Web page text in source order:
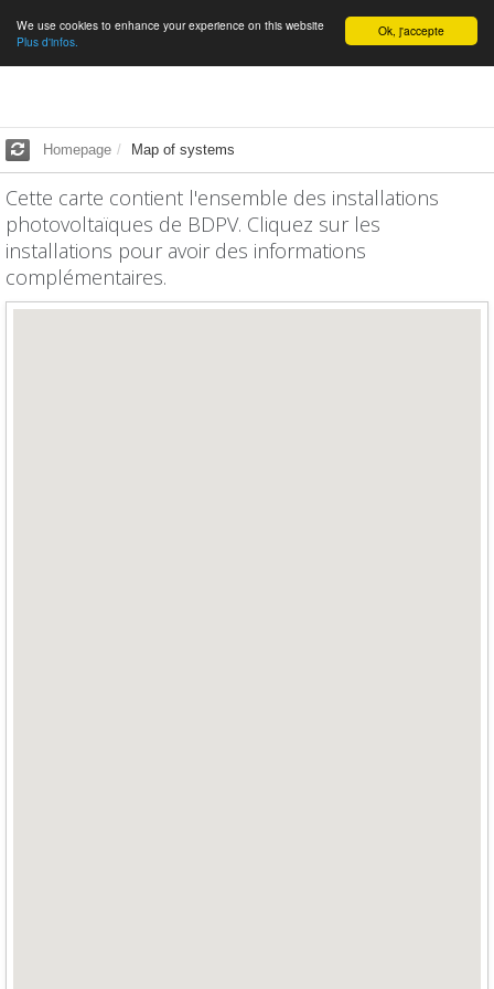
English Ok, j'accepte
We use cookies to enhance your experience on this website
Plus d'infos.
Homepage Map of systems
Cette carte contient l'ensemble des installations
photovoltaïques de BDPV. Cliquez sur les
installations pour avoir des informations
complémentaires.